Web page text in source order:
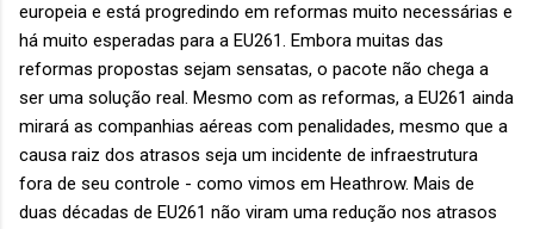
europeia e está progredindo em reformas muito necessárias e
há muito esperadas para a EU261. Embora muitas das
reformas propostas sejam sensatas, o pacote não chega a
ser uma solução real. Mesmo com as reformas, a EU261 ainda
mirará as companhias aéreas com penalidades, mesmo que a
causa raiz dos atrasos seja um incidente de infraestrutura
fora de seu controle - como vimos em Heathrow. Mais de
duas décadas de EU261 não viram uma redução nos atrasos